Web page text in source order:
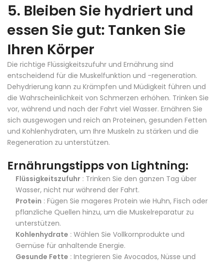
5. Bleiben Sie hydriert und
essen Sie gut: Tanken Sie
Ihren Körper
Die richtige Flüssigkeitszufuhr und Ernährung sind
entscheidend für die Muskelfunktion und -regeneration.
Dehydrierung kann zu Krämpfen und Müdigkeit führen und
die Wahrscheinlichkeit von Schmerzen erhöhen. Trinken Sie
vor, während und nach der Fahrt viel Wasser. Ernähren Sie
sich ausgewogen und reich an Proteinen, gesunden Fetten
und Kohlenhydraten, um Ihre Muskeln zu stärken und die
Regeneration zu unterstützen.
Ernährungstipps von Lightning:
Flüssigkeitszufuhr : Trinken Sie den ganzen Tag über
Wasser, nicht nur während der Fahrt.
Protein : Fügen Sie mageres Protein wie Huhn, Fisch oder
pflanzliche Quellen hinzu, um die Muskelreparatur zu
unterstützen.
Kohlenhydrate : Wählen Sie Vollkornprodukte und
Gemüse für anhaltende Energie.
Gesunde Fette : Integrieren Sie Avocados, Nüsse und